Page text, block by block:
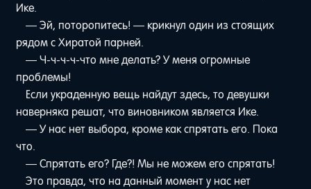
Ике.
— Эй, поторопитесь! — крикнул один из стоящих
рядом с Хиратой парней.
— Ч-ч-ч-ч-что мне делать? У меня огромные
проблемы!
Если украденную вещь найдут здесь, то девушки
наверняка решат, что виновником является Ике.
— У нас нет выбора, кроме как спрятать его. Пока
что.
— Спрятать его? Где?! Мы не можем его спрятать!
Это правда, что на данный момент у нас нет